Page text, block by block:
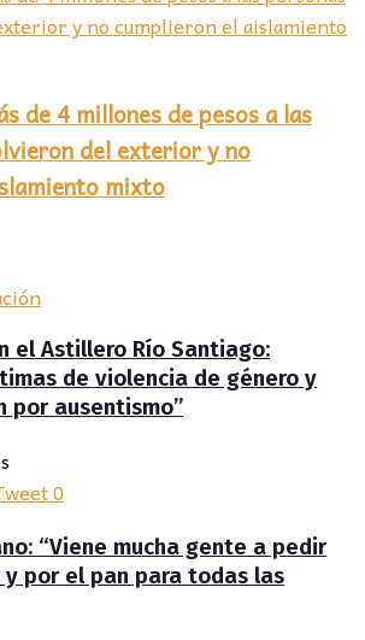
de 4 millones de pesos a las
del exterior y no
mixto
el Astillero Río Santiago:
de violencia de género y
por ausentismo”
0
“Viene mucha gente a pedir
por el pan para todas las